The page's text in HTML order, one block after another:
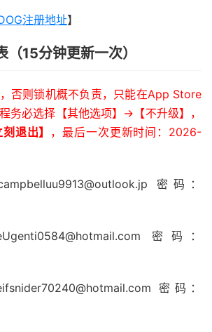
注册地址】
（15分钟更新一次）
否则锁机概不负责，只能在App Store
务必选择【其他选项】->【不升级】，
退出】 ，最后一次更新时间：2026-
密码：
密码：
密码：